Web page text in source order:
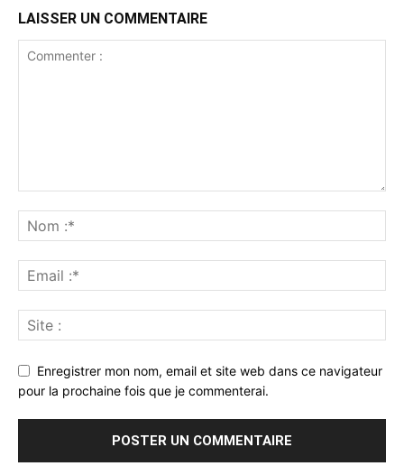
LAISSER UN COMMENTAIRE
Enregistrer mon nom, email et site web dans ce navigateur
pour la prochaine fois que je commenterai.